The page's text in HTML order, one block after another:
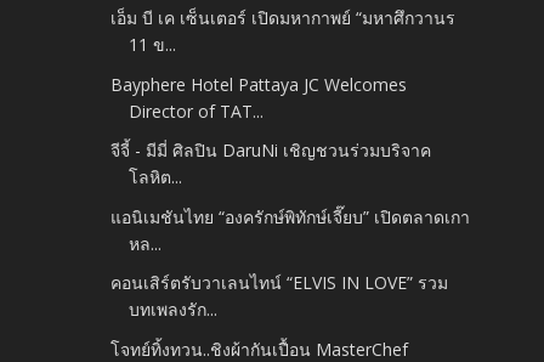
เอ็ม บี เค เซ็นเตอร์ เปิดมหากาพย์ “มหาศึกวานร
11 ข...
Bayphere Hotel Pattaya JC Welcomes
Director of TAT...
จีจี้ - มีมี่ ศิลปิน DaruNi เชิญชวนร่วมบริจาค
โลหิต...
แอนิเมชันไทย “องครักษ์พิทักษ์เจี๊ยบ” เปิดตลาดเกา
หล...
คอนเสิร์ตรับวาเลนไทน์ “ELVIS IN LOVE” รวม
บทเพลงรัก...
โจทย์ทิ้งทวน..ชิงผ้ากันเปื้อน MasterChef